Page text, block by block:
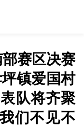
赛区决赛
镇爱国村
队将齐聚
们不见不